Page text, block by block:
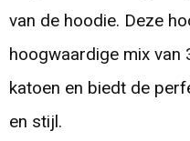
van de hoodie. Deze
hoogwaardige mix van
katoen en biedt de
en stijl.